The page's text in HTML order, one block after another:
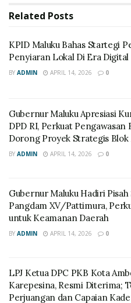
Related Posts
KPID Maluku Bahas Startegi
Penyiaran Lokal Di Era Digital
BY ADMIN APRIL 14, 2026 0
Gubernur Maluku Apresiasi
DPD RI, Perkuat Pengawasan
Dorong Proyek Strategis Blok
BY ADMIN APRIL 14, 2026 0
Gubernur Maluku Hadiri Pisah
Pangdam XV/Pattimura,
untuk Keamanan Daerah
BY ADMIN APRIL 14, 2026 0
LPJ Ketua DPC PKB Kota
Karepesina, Resmi Diterima;
Perjuangan dan Capaian